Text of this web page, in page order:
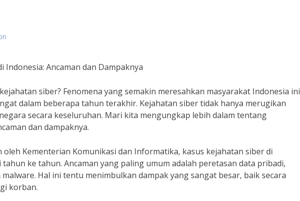
Ancaman dan Dampaknya
siber? Fenomena yang semakin meresahkan masyarakat Indonesia ini
dalam beberapa tahun terakhir. Kejahatan siber tidak hanya merugikan
secara keseluruhan. Mari kita mengungkap lebih dalam tentang
dan dampaknya.
Kementerian Komunikasi dan Informatika, kasus kejahatan siber di
ke tahun. Ancaman yang paling umum adalah peretasan data pribadi,
Hal ini tentu menimbulkan dampak yang sangat besar, baik secara
korban.